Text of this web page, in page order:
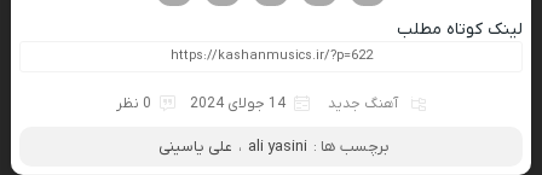
لینک کوتاه مطلب
آهنگ جدید 14 جولای 2024 0 نظر
برچسب ها : ali yasini ، علی یاسینی